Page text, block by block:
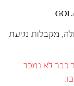
מקבלות נגיעת
כבר לא נמכר